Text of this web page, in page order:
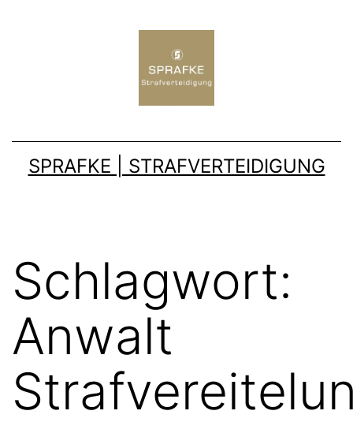
SPRAFKE | STRAFVERTEIDIGUNG
Schlagwort:
Anwalt